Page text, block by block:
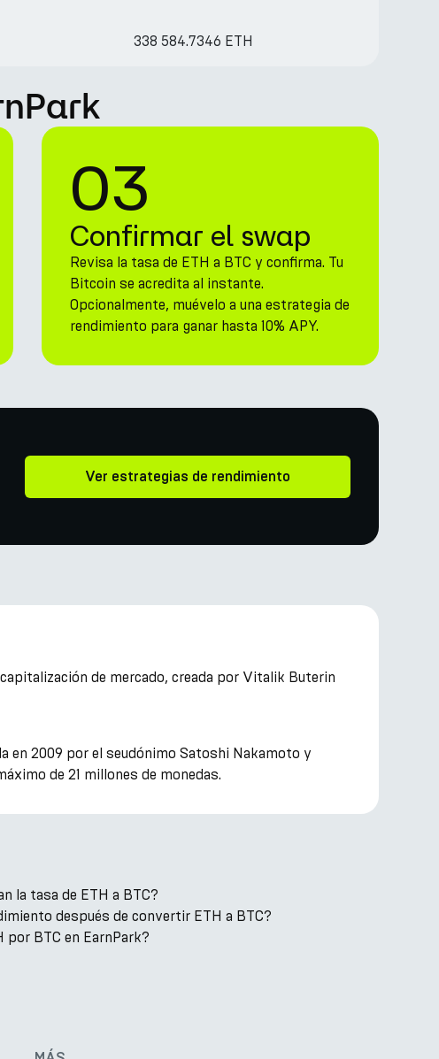
338 584.7346 ETH
03
Confirmar el swap
Revisa la tasa de ETH a BTC y confirma. Tu
Bitcoin se acredita al instante.
Opcionalmente, muévelo a una estrategia de
rendimiento para ganar hasta 10% APY.
Ver estrategias de rendimiento
de mercado, creada por Vitalik Buterin
en 2009 por el seudónimo Satoshi Nakamoto y
de 21 millones de monedas.
la tasa de ETH a BTC?
después de convertir ETH a BTC?
por BTC en EarnPark?